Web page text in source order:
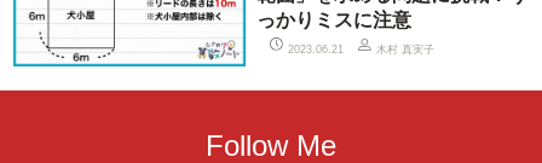
っかりミスに注意
2023.06.21 木村 真実子
Follow Me